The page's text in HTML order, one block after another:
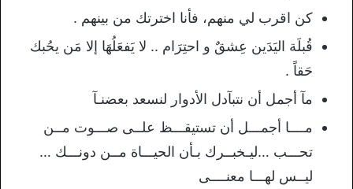
كن اقرب لي منهم، فأنا اخترتك من بينهم .
قُبلَة اليَدَين عِشقٌ و احتِرَام .. لا يَفعَلُهَا إلا مَن يحُبك
حَقاً .
مآ أجمل أن نتبآدل الأدوار لنسعد بعضنـآ
مــــا أجمـــل أن تستيقـــظ علــى صـــوت مــن
تحـــب …ليـخبــرك بـأن الحيـــاة مــن دونـــك …
ليــس لهـــا معنــــى